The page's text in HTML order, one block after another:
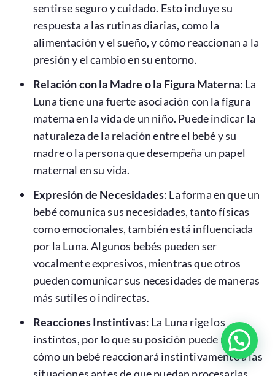
sentirse seguro y cuidado. Esto incluye su
respuesta a las rutinas diarias, como la
alimentación y el sueño, y cómo reaccionan a la
presión y el cambio en su entorno.
Relación con la Madre o la Figura Materna: La
Luna tiene una fuerte asociación con la figura
materna en la vida de un niño. Puede indicar la
naturaleza de la relación entre el bebé y su
madre o la persona que desempeña un papel
maternal en su vida.
Expresión de Necesidades: La forma en que un
bebé comunica sus necesidades, tanto físicas
como emocionales, también está influenciada
por la Luna. Algunos bebés pueden ser
vocalmente expresivos, mientras que otros
pueden comunicar sus necesidades de maneras
más sutiles o indirectas.
Reacciones Instintivas: La Luna rige los
instintos, por lo que su posición puede revelar
cómo un bebé reaccionará instintivamente a las
situaciones antes de que puedan procesarlas